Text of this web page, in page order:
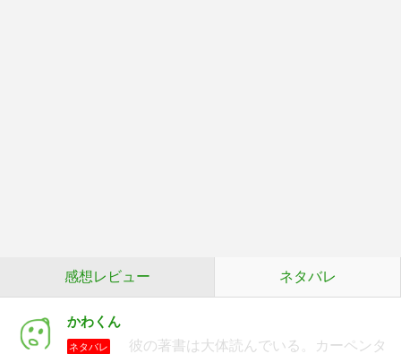
感想レビュー ネタバレ
かわくん
ネタバレ
彼の著書は大体読んでいる。カーペンタ